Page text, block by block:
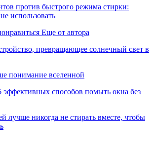
против быстрого режима стирки:
использовать
Еще от автора
превращающее солнечный свет в
понимание вселенной
эффективных способов помыть окна без
лучше никогда не стирать вместе, чтобы